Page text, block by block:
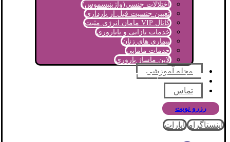
اختلالات جنسی(واژینیسموس)
تعیین جنسیت قبل از بارداری
کانال VIP مامان انرژی مثبت
خدمات نازایی و ناباروری
بیماری های زنان
خدمات مامایی
لاین ماساژ باروری
مجله آموزشی
پرسش و پاسخ
تماس
رزرو نوبت
اینستاگرام آپارات